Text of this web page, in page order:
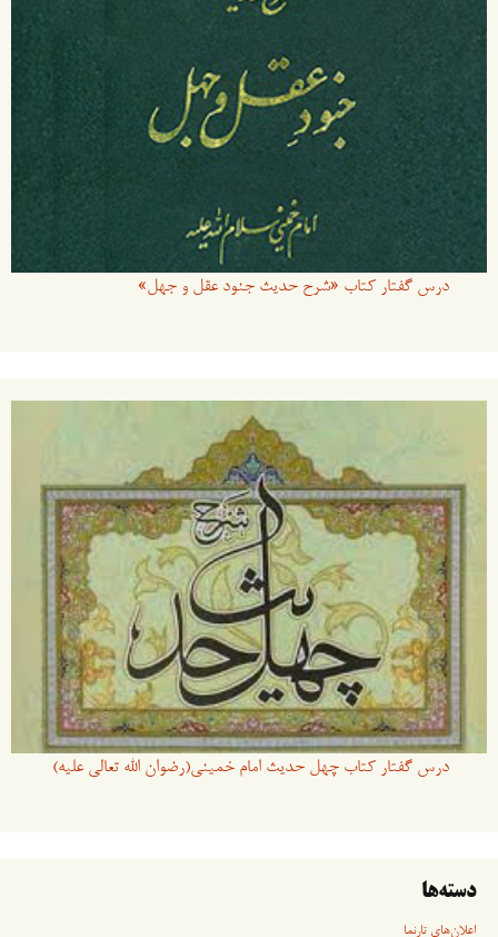
درس گفتار کتاب «شرح حدیث جنود عقل و جهل»
درس گفتار کتاب چهل حدیث امام خمینی(رضوان الله تعالی علیه)
دسته‌ها
اعلان‌های تارنما